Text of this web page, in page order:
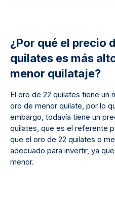
¿Por qué el precio
quilates es más
menor quilataje?
El oro de 22 quilates tiene un
oro de menor quilate, por lo
embargo, todavía tiene un
quilates, que es el referente
que el oro de 22 quilates o
adecuado para invertir, ya
menor.